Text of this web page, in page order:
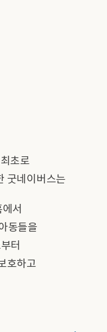
초로
굿네이버스는
서
동들을
터
호하고